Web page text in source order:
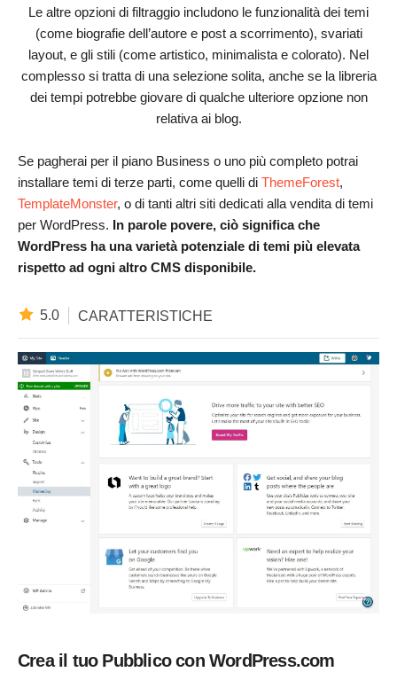
Le altre opzioni di filtraggio includono le funzionalità dei temi
(come biografie dell’autore e post a scorrimento), svariati
layout, e gli stili (come artistico, minimalista e colorato). Nel
complesso si tratta di una selezione solita, anche se la libreria
dei tempi potrebbe giovare di qualche ulteriore opzione non
relativa ai blog.
Se pagherai per il piano Business o uno più completo potrai
installare temi di terze parti, come quelli di ThemeForest,
TemplateMonster, o di tanti altri siti dedicati alla vendita di temi
per WordPress. In parole povere, ciò significa che
WordPress ha una varietà potenziale di temi più elevata
rispetto ad ogni altro CMS disponibile.
5.0 CARATTERISTICHE
Crea il tuo Pubblico con WordPress.com